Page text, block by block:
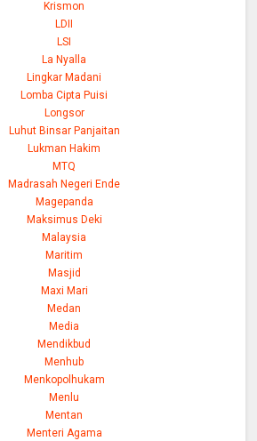
Krismon
LDII
LSI
La Nyalla
Lingkar Madani
Lomba Cipta Puisi
Longsor
Luhut Binsar Panjaitan
Lukman Hakim
MTQ
Madrasah Negeri Ende
Magepanda
Maksimus Deki
Malaysia
Maritim
Masjid
Maxi Mari
Medan
Media
Mendikbud
Menhub
Menkopolhukam
Menlu
Mentan
Menteri Agama